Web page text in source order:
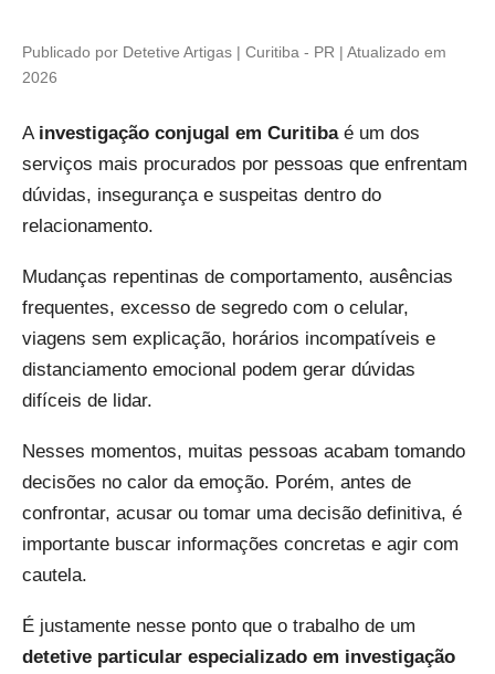
Publicado por Detetive Artigas | Curitiba - PR | Atualizado em
2026
A investigação conjugal em Curitibaé um dos
serviços mais procurados por pessoas que enfrentam
dúvidas, insegurança e suspeitas dentro do
relacionamento.
Mudanças repentinas de comportamento, ausências
frequentes, excesso de segredo com o celular,
viagens sem explicação, horários incompatíveis e
distanciamento emocional podem gerar dúvidas
difíceis de lidar.
Nesses momentos, muitas pessoas acabam tomando
decisões no calor da emoção. Porém, antes de
confrontar, acusar ou tomar uma decisão definitiva, é
importante buscar informações concretas e agir com
cautela.
É justamente nesse ponto que o trabalho de um
detetive particular especializado em investigação